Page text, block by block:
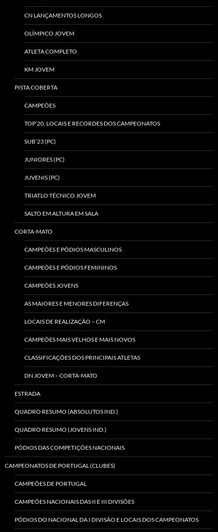
CN LANÇAMENTOS LONGOS
OLÍMPICO JOVEM
ATLETA COMPLETO
KM JOVEM
PISTA COBERTA
CAMPEÕES
TOP’20, LOCAIS E RECORDES DOS CAMPEONATOS
SUB’23 (PC)
JUNIORES (PC)
JUVENIS (PC)
TRIATLO TÉCNICO JOVEM
SALTO EM ALTURA EM SALA
CORTA-MATO
CAMPEÕES E PÓDIOS MASCULINOS
CAMPEÕES E PÓDIOS FEMININOS
CAMPEÕES JOVENS
AS MAIORES E MENORES DIFERENÇAS
LOCAIS DE REALIZAÇÃO – CM
CAMPEÕES MAIS VELHOS E MAIS NOVOS
CLASSIFICAÇÕES DOS PRINCIPAIS ATLETAS
DN JOVEM – CORTA-MATO
ESTRADA
QUADRO RESUMO (ABSOLUTOS IND.)
QUADRO RESUMO (JOVENS IND.)
PÓDIOS DAS COMPETIÇÕES NACIONAIS
CAMPEONATOS DE PORTUGAL (CLUBES)
CAMPEÕES DE PORTUGAL
CAMPEÕES NACIONAIS DAS II E III DIVISÕES
PÓDIOS DO NACIONAL DA I DIVISÃO E LOCAIS DOS CAMPEONATOS